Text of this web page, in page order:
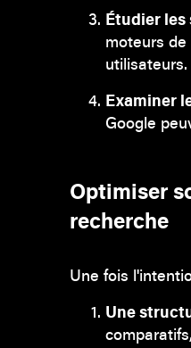
Étudier
moteurs
utilisateurs.
Examiner
Google
Optimiser
recherche
Une fois
Une